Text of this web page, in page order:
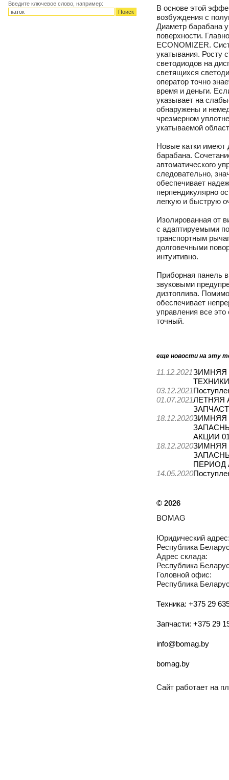
Введите ключевое слово, например:
В основе этой
возбуждения с
Диаметр барабана
поверхности.
ECONOMIZER.
укатывания. Росту
светодиодов на
светящихся
оператор точно
время и деньги.
указывает на
обнаружены и
чрезмерном
укатываемой
Новые катки имеют
барабана.
автоматического
следовательно,
обеспечивает
перпендикулярно
легкую и быструю
Изолированная от
с адаптируемыми
транспортным
долговечными
интуитивно.
Приборная панель
звуковыми
дизтоплива.
обеспечивает
управления все
точный.
еще новости на эту
11.12.2021ЗИМНЯЯ
03.12.2021
01.07.2021ЛЕТНЯЯ
18.12.2020ЗИМНЯЯ
АКЦИИ
18.12.2020ЗИМНЯЯ
ПЕРИОД
14.05.2020
© 2026
BOMAG
Юридический
Республика
Адрес склада:
Республика
Головной офис:
Республика
Техника: +375 29
Запчасти: +375 29
info@bomag.by
bomag.by
Сайт работает на